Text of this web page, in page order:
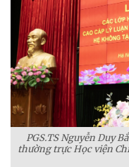
PGS.TS Nguyễn Duy
thường trực Học viện